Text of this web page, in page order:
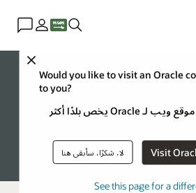
Close
Would you like to visit an Oracle
to you?
هل ترغب في زيارة موقع ويب لـ Oracle يخص بلدًا أكثر
لا، شكرًا، سأبقى هنا
See this page for a
حوادث أمان